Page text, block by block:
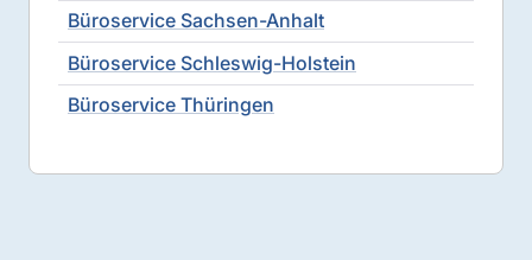
Büroservice Sachsen-Anhalt
Büroservice Schleswig-Holstein
Büroservice Thüringen